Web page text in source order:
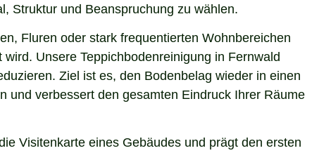
Struktur und Beanspruchung zu wählen.
Fluren oder stark frequentierten Wohnbereichen
Unsere Teppichbodenreinigung in Fernwald
Ziel ist es, den Bodenbelag wieder in einen
und verbessert den gesamten Eindruck Ihrer Räume
Visitenkarte eines Gebäudes und prägt den ersten